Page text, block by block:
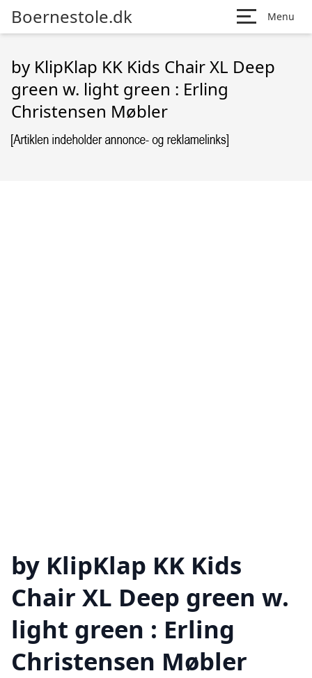
Boernestole.dk Menu
by KlipKlap KK Kids Chair XL Deep
green w. light green : Erling
Christensen Møbler
by KlipKlap KK Kids
Chair XL Deep green w.
light green : Erling
Christensen Møbler